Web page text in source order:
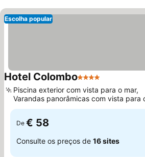
Escolha popular
Hotel Colombo4 Estrelas
Piscina exterior com vista para o mar,
Varandas panorâmicas com vista para
oceano
De € 58
Consulte os preços de 16 sites